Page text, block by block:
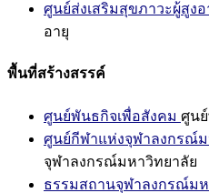
ศูนย์ส่งเสริมสุขภาวะผู้สูงอ
อายุ
พื้นที่สร้างสรรค์
ศูนย์พันธกิจเพื่อสังคม ศูน
ศูนย์กีฬาแห่งจุฬาลงกรณ์
จุฬาลงกรณ์มหาวิทยาลัย
ธรรมสถานจุฬาลงกรณ์ม